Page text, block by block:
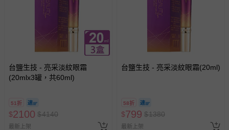
新費用）。
等）。
非以有形媒介提供之數位內容或一經提供即為完成之線
戲或活動點數等）。
-新生兒親膚衣物（嬰幼兒包巾與背巾、包屁衣、學習
台鹽生技 - 亮采淡紋眼霜
(20mlx3罐，共60ml)
51折
$2100 $4140
最新上架
台鹽生技 - 亮采淡紋眼霜(20ml)
58折
$799 $1380
最新上架